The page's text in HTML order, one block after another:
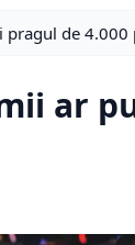
de 4.000
ar